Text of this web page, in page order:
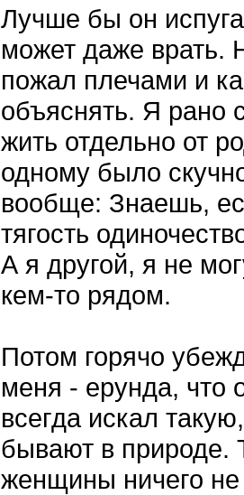
Лучше бы он
может даже врать.
пожал плечами и
объяснять. Я рано
жить отдельно от
одному было
вообще: Знаешь,
тягость
А я другой, я не
кем-то рядом.
Потом горячо
меня - ерунда, что
всегда искал
бывают в природе.
женщины ничего не